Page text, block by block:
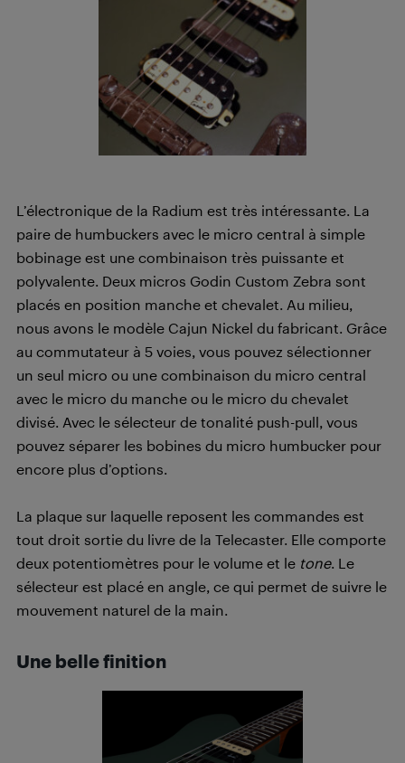
L’électronique de la Radium est très intéressante. La
paire de humbuckers avec le micro central à simple
bobinage est une combinaison très puissante et
polyvalente. Deux micros Godin Custom Zebra sont
placés en position manche et chevalet. Au milieu,
nous avons le modèle Cajun Nickel du fabricant. Grâce
au commutateur à 5 voies, vous pouvez sélectionner
un seul micro ou une combinaison du micro central
avec le micro du manche ou le micro du chevalet
divisé. Avec le sélecteur de tonalité push-pull, vous
pouvez séparer les bobines du micro humbucker pour
encore plus d’options.
La plaque sur laquelle reposent les commandes est
tout droit sortie du livre de la Telecaster. Elle comporte
deux potentiomètres pour le volume et le tone. Le
sélecteur est placé en angle, ce qui permet de suivre le
mouvement naturel de la main.
Une belle finition